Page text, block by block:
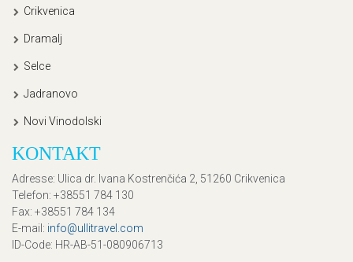
Crikvenica
Dramalj
Selce
Jadranovo
Novi Vinodolski
KONTAKT
Adresse: Ulica dr. Ivana Kostrenčića 2, 51260 Crikvenica
Telefon: +38551 784 130
Fax: +38551 784 134
E-mail : info@ullitravel.com
ID-Code: HR-AB-51-080906713